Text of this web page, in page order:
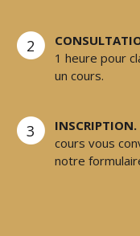
2
1 heure pour
un cours.
3 INSCRIPTION.
cours vous
notre